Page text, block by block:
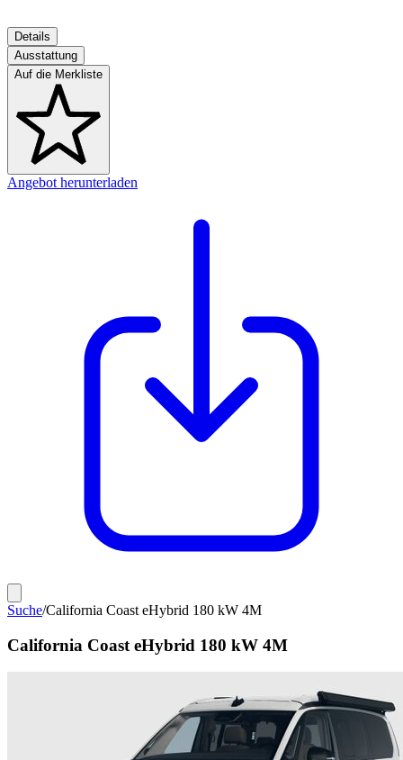
Details
Ausstattung
Auf die Merkliste
Angebot herunterladen
Suche/California Coast eHybrid 180 kW 4M
California Coast eHybrid 180 kW 4M